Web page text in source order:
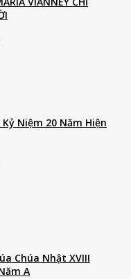
Niệm 20 Năm Hiện
Chúa Nhật XVIII
A